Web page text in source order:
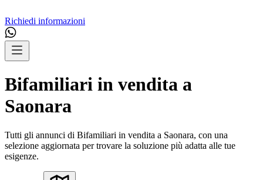
Richiedi informazioni
Bifamiliari in vendita a
Saonara
Tutti gli annunci di Bifamiliari in vendita a Saonara, con una
selezione aggiornata per trovare la soluzione più adatta alle tue
esigenze.